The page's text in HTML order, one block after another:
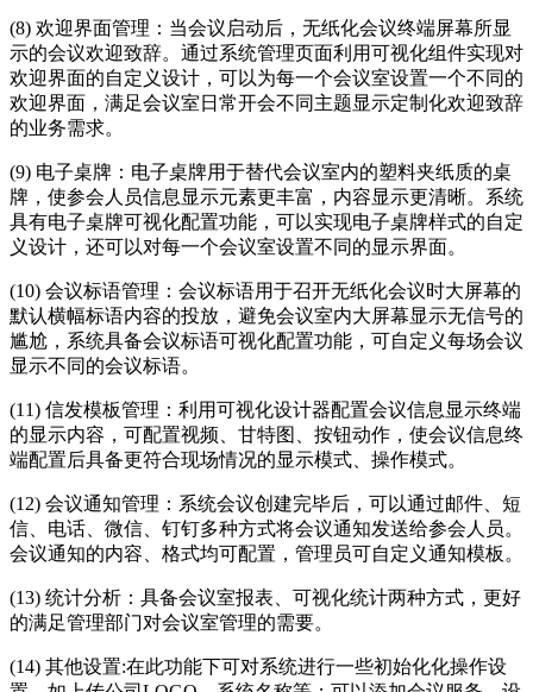
(8) 欢迎界面管理：当会议启动后，无纸化会议终端屏幕所显
示的会议欢迎致辞。通过系统管理页面利用可视化组件实现对
欢迎界面的自定义设计，可以为每一个会议室设置一个不同的
欢迎界面，满足会议室日常开会不同主题显示定制化欢迎致辞
的业务需求。
(9) 电子桌牌：电子桌牌用于替代会议室内的塑料夹纸质的桌
牌，使参会人员信息显示元素更丰富，内容显示更清晰。系统
具有电子桌牌可视化配置功能，可以实现电子桌牌样式的自定
义设计，还可以对每一个会议室设置不同的显示界面。
(10) 会议标语管理：会议标语用于召开无纸化会议时大屏幕的
默认横幅标语内容的投放，避免会议室内大屏幕显示无信号的
尴尬，系统具备会议标语可视化配置功能，可自定义每场会议
显示不同的会议标语。
(11) 信发模板管理：利用可视化设计器配置会议信息显示终端
的显示内容，可配置视频、甘特图、按钮动作，使会议信息终
端配置后具备更符合现场情况的显示模式、操作模式。
(12) 会议通知管理：系统会议创建完毕后，可以通过邮件、短
信、电话、微信、钉钉多种方式将会议通知发送给参会人员。
会议通知的内容、格式均可配置，管理员可自定义通知模板。
(13) 统计分析：具备会议室报表、可视化统计两种方式，更好
的满足管理部门对会议室管理的需要。
(14) 其他设置:在此功能下可对系统进行一些初始化化操作设